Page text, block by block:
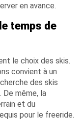
en avance.
temps de
le choix des skis.
convient à un
des skis
même, la
et du
pour le freeride.